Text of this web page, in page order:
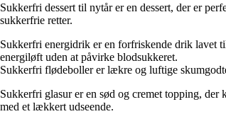
Sukkerfri dessert til nytår er en dessert, der er
sukkerfrie retter.
Sukkerfri energidrik er en forfriskende drik lavet
energiløft uden at påvirke blodsukkeret.
Sukkerfri flødeboller er lækre og luftige
Sukkerfri glasur er en sød og cremet topping, der
med et lækkert udseende.